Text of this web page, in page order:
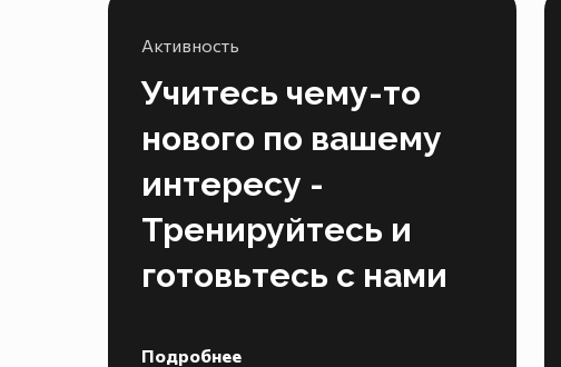
Активность
Учитесь чему-то
нового по вашему
интересу -
Тренируйтесь и
готовьтесь с нами
Подробнее